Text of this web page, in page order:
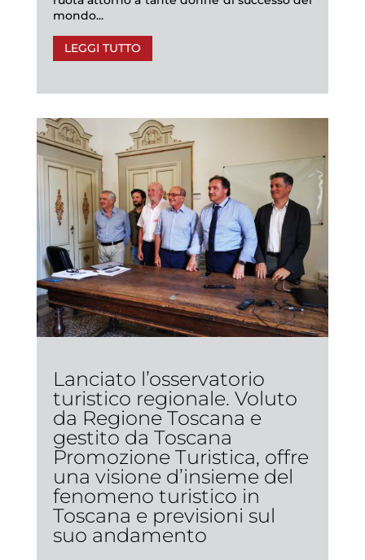
mondo...
LEGGI TUTTO
Lanciato l’osservatorio
turistico regionale. Voluto
da Regione Toscana e
gestito da Toscana
Promozione Turistica, offre
una visione d’insieme del
fenomeno turistico in
Toscana e previsioni sul
suo andamento